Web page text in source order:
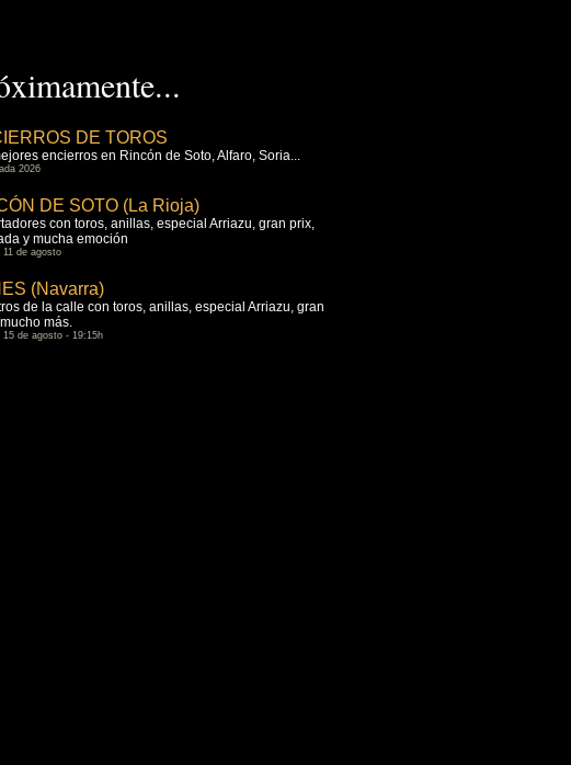
DE TOROS
encierros en Rincón de Soto, Alfaro, Soria...
2026
DE SOTO (La Rioja)
con toros, anillas, especial Arriazu, gran prix,
y mucha emoción
11 de agosto
(Navarra)
de la calle con toros, anillas, especial Arriazu, gran
más.
15 de agosto - 19:15h